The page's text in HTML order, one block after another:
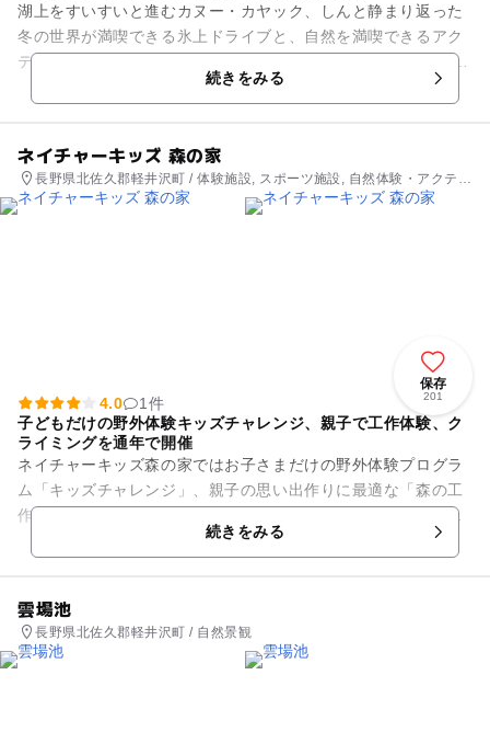
湖上をすいすいと進むカヌー・カヤック、しんと静まり返った
冬の世界が満喫できる氷上ドライブと、自然を満喫できるアク
ティビティが満載の女神湖センター。 りんごソフトクリームが
続きをみる
ネイチャーキッズ 森の家
長野県北佐久郡軽井沢町 / 体験施設, スポーツ施設, 自然体験・アクティ
ビティ
保存
201
4.0
1件
子どもだけの野外体験キッズチャレンジ、親子で工作体験、ク
ライミングを通年で開催
ネイチャーキッズ森の家ではお子さまだけの野外体験プログラ
ム「キッズチャレンジ」、親子の思い出作りに最適な「森の工
作体験」「ファミリークライミング」を通年で開催していま
す。 一番の人気プログラム...続きをみる
雲場池
長野県北佐久郡軽井沢町 / 自然景観